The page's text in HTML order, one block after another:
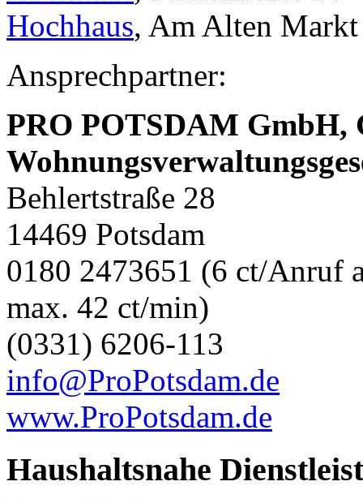
Hochhaus, Am Alten
Ansprechpartner:
PRO POTSDAM GmbH,
Behlertstraße 28
14469 Potsdam
0180 2473651 (6 ct/Anruf
max. 42 ct/min)
(0331) 6206-113
info@ProPotsdam.de
www.ProPotsdam.de
Haushaltsnahe